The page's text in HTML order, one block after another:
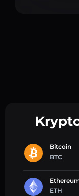
Bitcoin
BTC
ETH